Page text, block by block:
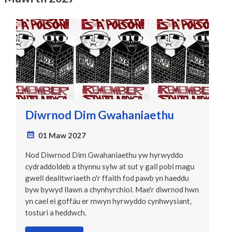
Diwrnod Dim Gwahaniaethu
01 Maw 2027
Nod Diwrnod Dim Gwahaniaethu yw hyrwyddo
cydraddoldeb a thynnu sylw at sut y gall pobl magu
gwell dealltwriaeth o'r ffaith fod pawb yn haeddu
byw bywyd llawn a chynhyrchiol. Mae'r diwrnod hwn
yn cael ei goffáu er mwyn hyrwyddo cynhwysiant,
tosturi a heddwch.